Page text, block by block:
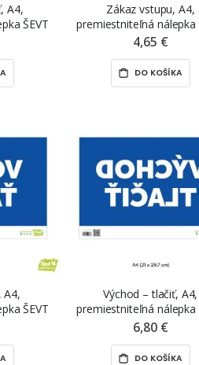
A4,
ŠEVT
Zákaz vstupu, A4,
premiestniteľná nálepka
NANO print
4,65 €
DO KOŠÍKA
A4,
ŠEVT
tlač
Východ – tlačiť, A4,
premiestniteľná nálepka
NANO print, reverzná
6,80 €
DO KOŠÍKA